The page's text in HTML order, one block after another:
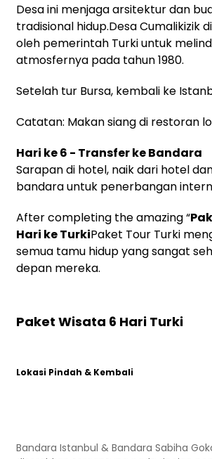
Desa ini menjaga arsitektur dan
tradisional hidup.Desa Cumalikizik
oleh pemerintah Turki untuk
atmosfernya pada tahun 1980.
Setelah tur Bursa, kembali ke
Catatan: Makan siang di restoran
Hari ke 6 - Transfer ke Bandara
Sarapan di hotel, naik dari hotel
bandara untuk penerbangan
After completing the amazing “
Hari ke TurkiPaket Tour Turki
semua tamu hidup yang sangat
depan mereka.
Paket Wisata 6 Hari Turki
Lokasi Pindah & Kembali
Bandara Istanbul & Bandara Sabiha